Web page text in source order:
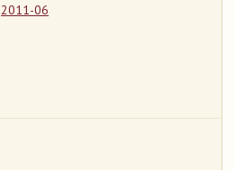
2011-06